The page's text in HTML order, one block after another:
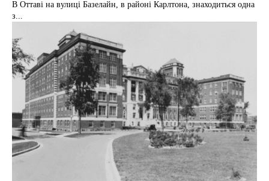
В Оттаві на вулиці Базелайн, в районі Карлтона, знаходиться одна
з...